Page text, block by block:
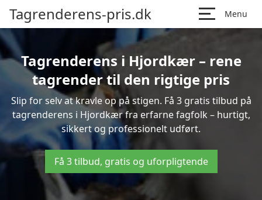
Tagrenderens-pris.dk Menu
Tagrenderens i Hjordkær – rene
tagrender til den rigtige pris
Slip for selv at kravle op på stigen. Få 3 gratis tilbud på
tagrenderens i Hjordkær fra erfarne fagfolk – hurtigt,
sikkert og professionelt udført.
Få 3 tilbud, gratis og uforpligtende